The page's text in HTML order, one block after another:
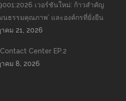
เวอร์ชันใหม่: ก้าวสำคัญ
นธรรมคุณภาพ’ และองค์กรที่ยั่งยืน
คม 21, 2026
Center EP.2
คม 8, 2026